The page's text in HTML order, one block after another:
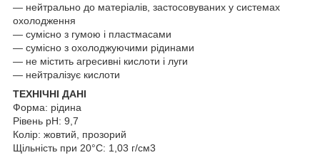
― нейтрально до матеріалів, застосовуваних у системах
охолодження
― сумісно з гумою і пластмасами
― сумісно з охолоджуючими рідинами
― не містить агресивні кислоти і луги
― нейтралізує кислоти
ТЕХНІЧНІ ДАНІ
Форма: рідина
Рівень pH: 9,7
Колір: жовтий, прозорий
Щільність при 20°C: 1,03 г/см3